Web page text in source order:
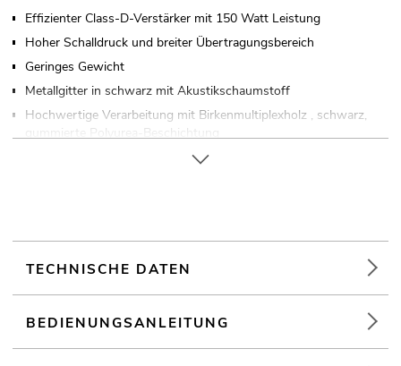
Effizienter Class-D-Verstärker mit 150 Watt Leistung
Hoher Schalldruck und breiter Übertragungsbereich
Geringes Gewicht
Metallgitter in schwarz mit Akustikschaumstoff
Hochwertige Verarbeitung mit Birkenmultiplexholz , schwarz,
gummierte Polyurea-Beschichtung
TECHNISCHE DATEN
BEDIENUNGSANLEITUNG